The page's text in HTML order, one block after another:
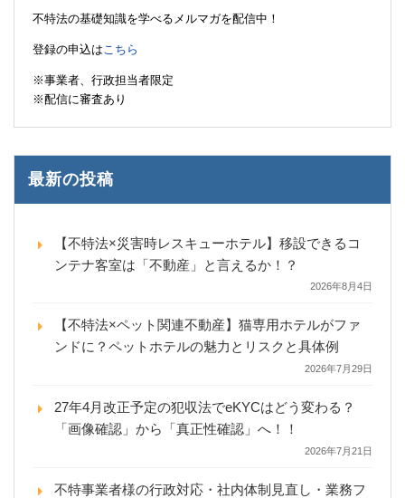
不特法の基礎知識を学べるメルマガを配信中！
登録の申込は こちら
※事業者、行政担当者限定
※配信に審査あり
最新の投稿
【不特法×災害時レスキューホテル】移設できるコ
ンテナ客室は「不動産」と言えるか！？
2026年8月4日
【不特法×ペット関連不動産】猫専用ホテルがファ
ンドに？ペットホテルの魅力とリスクと具体例
2026年7月29日
27年4月改正予定の犯収法でeKYCはどう変わる？
「画像確認」から「真正性確認」へ！！
2026年7月21日
不特事業者様の行政対応・社内体制見直し・業務フ